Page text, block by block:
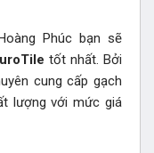
Phúc bạn sẽ
tốt nhất. Bởi
cung cấp gạch
lượng với mức giá